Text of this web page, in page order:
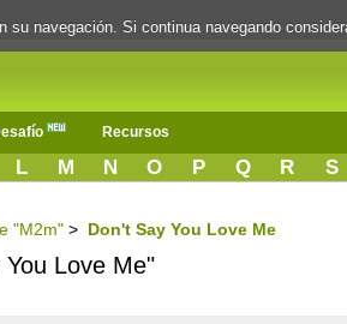
Recursos
L M N O P Q R S
"M2m" > Don't Say You Love Me
Love Me"
navegación. Si continua navegando